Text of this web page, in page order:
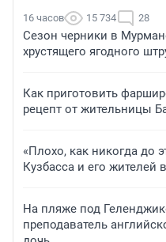
16 часов 15 734 28
Сезон черники в
хрустящего ягодного
Как приготовить
рецепт от жительницы
«Плохо, как никогда до
Кузбасса и его жителей
На пляже под
преподаватель